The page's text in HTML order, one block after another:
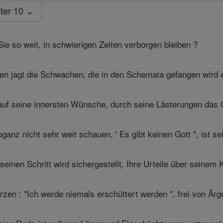
10 ⌄
so weit, in schwierigen Zeiten verborgen bleiben ?
jagt die Schwachen, die in den Schemata gefangen wird
seine innersten Wünsche, durch seine Lästerungen das
nicht sehr weit schauen, ' Es gibt keinen Gott ", ist
Schritt wird sichergestellt, Ihre Urteile über seinem
: "Ich werde niemals erschüttert werden ", frei von